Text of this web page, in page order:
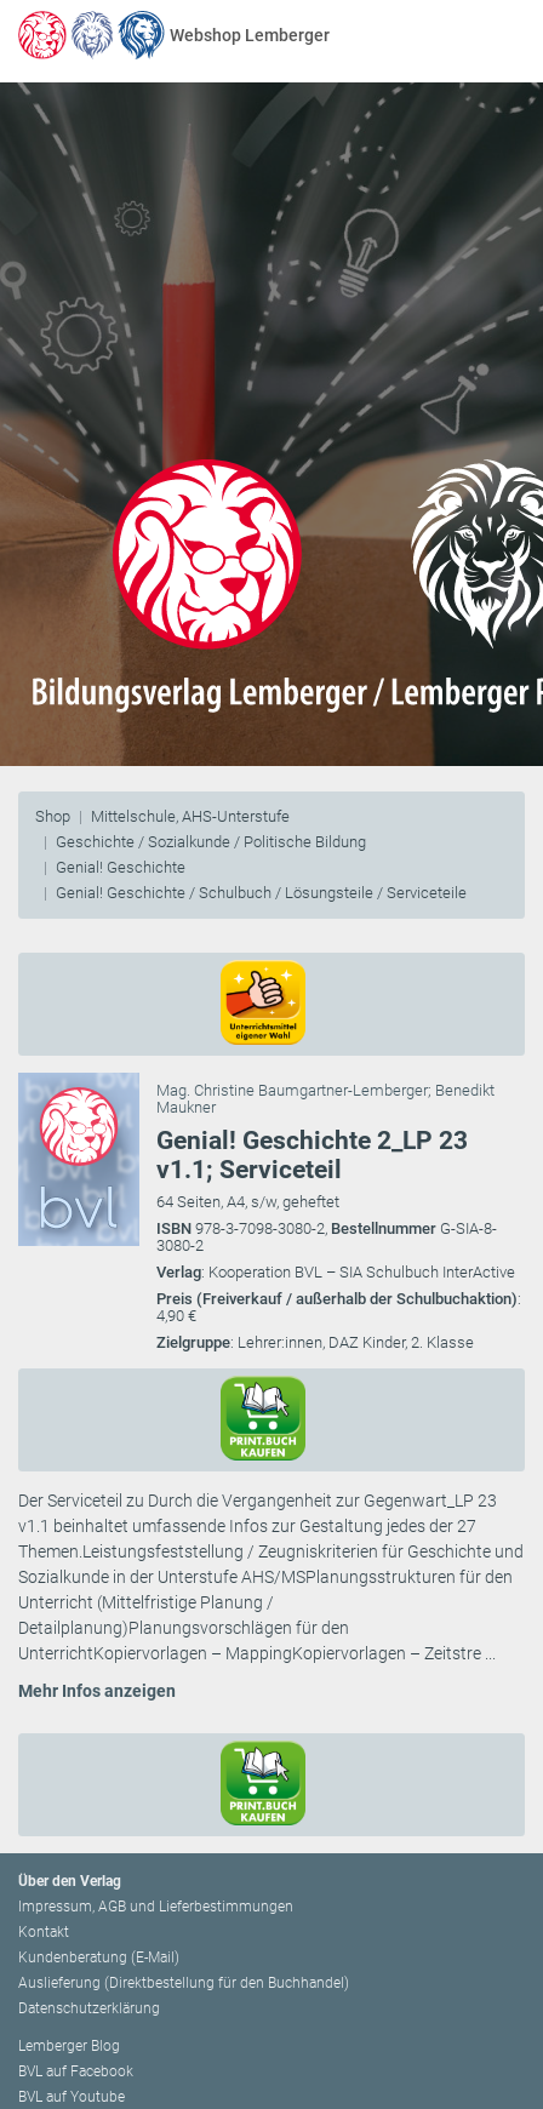
Webshop Lemberger
Shop
Mittelschule, AHS-Unterstufe
Geschichte / Sozialkunde / Politische Bildung
Genial! Geschichte
Genial! Geschichte / Schulbuch / Lösungsteile / Serviceteile
Mag. Christine Baumgartner-Lemberger; Benedikt
Maukner
Genial! Geschichte 2_LP 23
v1.1; Serviceteil
64 Seiten, A4, s/w, geheftet
ISBN 978-3-7098-3080-2, Bestellnummer G-SIA-8-
3080-2
Verlag: Kooperation BVL – SIA Schulbuch InterActive
Preis (Freiverkauf / außerhalb der Schulbuchaktion):
4,90 €
Zielgruppe: Lehrer:innen, DAZ Kinder, 2. Klasse
Der Serviceteil zu Durch die Vergangenheit zur Gegenwart_LP 23
v1.1 beinhaltet umfassende Infos zur Gestaltung jedes der 27
Themen.Leistungsfeststellung / Zeugniskriterien für Geschichte und
Sozialkunde in der Unterstufe AHS/MSPlanungsstrukturen für den
Unterricht (Mittelfristige Planung /
Detailplanung)Planungsvorschlägen für den
UnterrichtKopiervorlagen – MappingKopiervorlagen – Zeitstre ...
Mehr Infos anzeigen
Über den Verlag
Impressum, AGB und Lieferbestimmungen
Kontakt
Kundenberatung (E-Mail)
Auslieferung (Direktbestellung für den Buchhandel)
Datenschutzerklärung
Lemberger Blog
BVL auf Facebook
BVL auf Youtube